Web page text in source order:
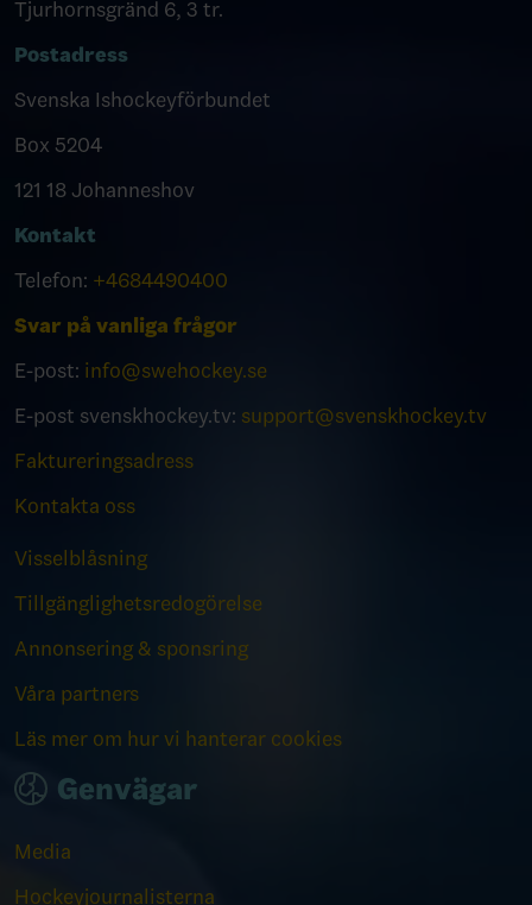
Tjurhornsgränd 6, 3 tr.
Postadress
Svenska Ishockeyförbundet
Box 5204
121 18 Johanneshov
Kontakt
Telefon: +4684490400
Svar på vanliga frågor
E-post: info@swehockey.se
E-post svenskhockey.tv: support@svenskhockey.tv
Faktureringsadress
Kontakta oss
Visselblåsning
Tillgänglighetsredogörelse
Annonsering & sponsring
Våra partners
Läs mer om hur vi hanterar cookies
Genvägar
Media
Hockeyjournalisterna